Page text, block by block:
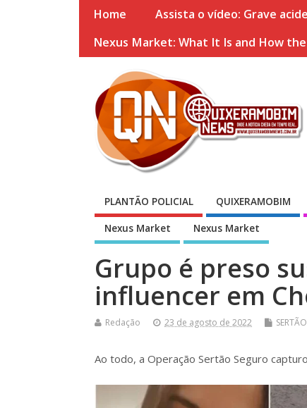
Home Assista o vídeo: Grave
Nexus Market: What It Is and How
PLANTÃO POLICIAL QUIXERAMOBIM
Nexus Market Nexus Market
Grupo é preso
influencer em
Redação 23 de agosto de 2022
Ao todo, a Operação Sertão Seguro